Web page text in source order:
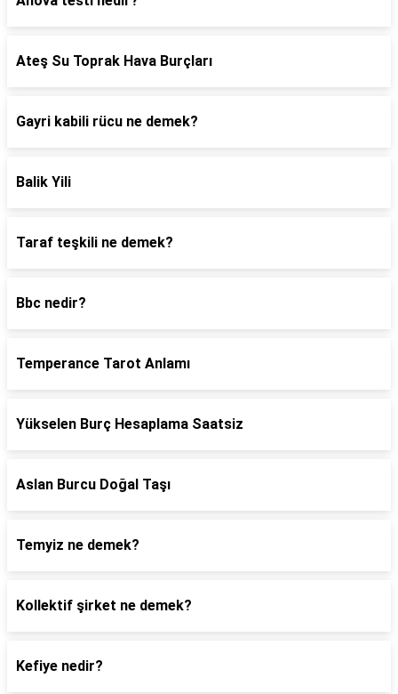
Ateş Su Toprak Hava Burçları
Gayri kabili rücu ne demek?
Balik Yili
Taraf teşkili ne demek?
Bbc nedir?
Temperance Tarot Anlamı
Yükselen Burç Hesaplama Saatsiz
Aslan Burcu Doğal Taşı
Temyiz ne demek?
Kollektif şirket ne demek?
Kefiye nedir?